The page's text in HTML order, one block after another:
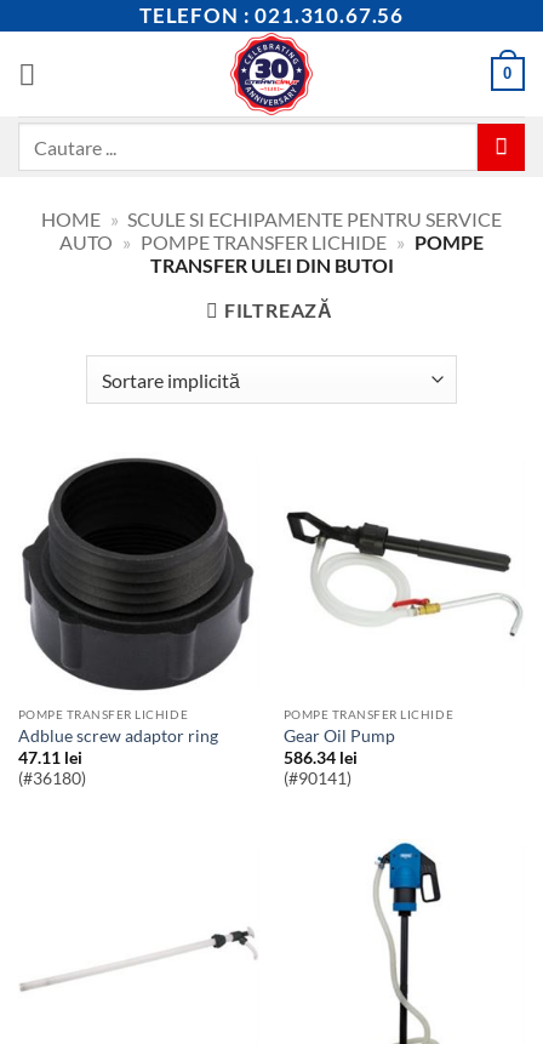
content
TELEFON : 021.310.67.56
0
HOME » SCULE SI ECHIPAMENTE PENTRU SERVICE
AUTO » POMPE TRANSFER LICHIDE » POMPE
TRANSFER ULEI DIN BUTOI
FILTREAZĂ
POMPE TRANSFER LICHIDE
adblue screw adaptor ring
47.11 lei
(#36180)
POMPE TRANSFER LICHIDE
Gear Oil Pump
586.34 lei
(#90141)